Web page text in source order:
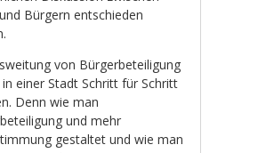
Bürgern entschieden
von Bürgerbeteiligung
einer Stadt Schritt für Schritt
Denn wie man
und mehr
gestaltet und wie man